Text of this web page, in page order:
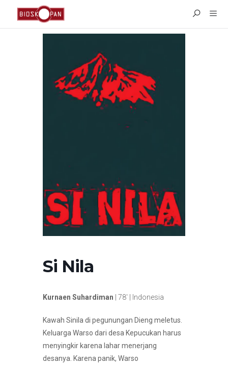
Si Nila
Kurnaen Suhardiman | 78′ | Indonesia
Kawah Sinila di pegunungan Dieng meletus.
Keluarga Warso dari desa Kepucukan harus
menyingkir karena lahar menerjang
desanya. Karena panik, Warso